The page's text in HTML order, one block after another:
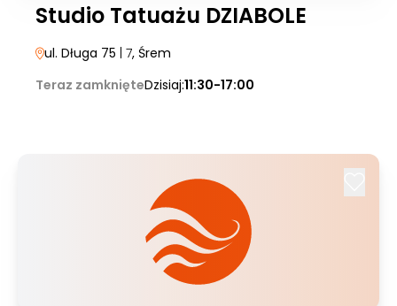
Studio Tatuażu DZIABOLE
ul. Długa 75 | 7, Śrem
Teraz zamknięteDzisiaj:11:30-17:00